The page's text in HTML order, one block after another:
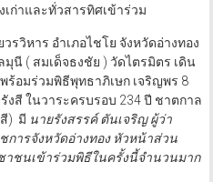
เก่าและทั่วสารทิศเข้าร่วม
รวิหาร อำเภอไชโย จังหวัดอ่างทอง
นี ( สมเด็จธงชัย ) วัดไตรมิตร เดิน
อมร่วมพิธีพุทธาภิเษก เจริญพร 8
สี ในวาระครบรอบ 234 ปี ชาตกาล
) มี นายรังสรรค์ ตันเจริญ ผู้ว่า
การจังหวัดอ่างทอง หัวหน้าส่วน
าชนเข้าร่วมพิธีในครั้งนี้จำนวนมาก